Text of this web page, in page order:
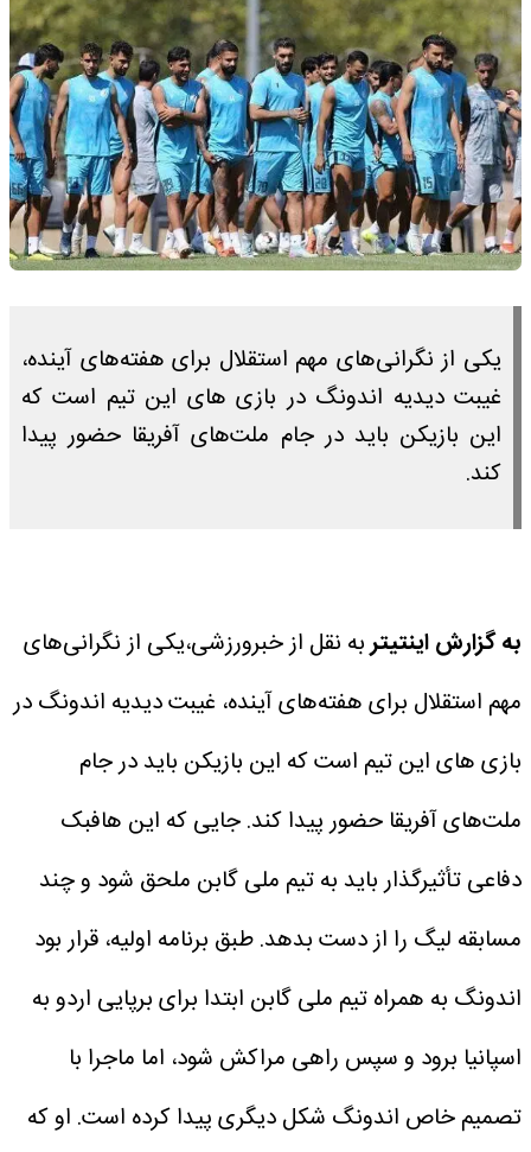
یکی از نگرانی‌های مهم استقلال برای هفته‌های آینده،
غیبت دیدیه اندونگ در بازی های این تیم است که
این بازیکن باید در جام ملت‌های آفریقا حضور پیدا
کند.
به گزارش اینتیتربه نقل از خبرورزشی،‌یکی از نگرانی‌های
مهم استقلال برای هفته‌های آینده، غیبت دیدیه اندونگ در
بازی های این تیم است که این بازیکن باید در جام
ملت‌های آفریقا حضور پیدا کند. جایی که این هافبک
دفاعی تأثیرگذار باید به تیم ملی گابن ملحق شود و چند
مسابقه لیگ را از دست بدهد. طبق برنامه اولیه، قرار بود
اندونگ به همراه تیم ملی گابن ابتدا برای برپایی اردو به
اسپانیا برود و سپس راهی مراکش شود، اما ماجرا با
تصمیم خاص اندونگ شکل دیگری پیدا کرده است. او که